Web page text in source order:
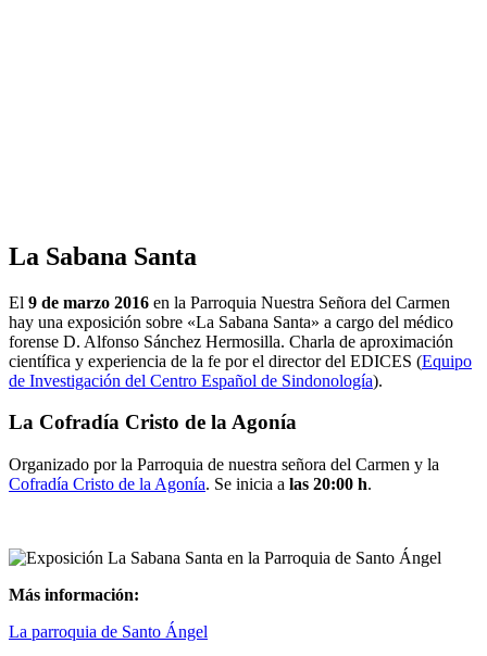
La Sabana Santa
El 9 de marzo 2016 en la Parroquia Nuestra Señora del Carmen
hay una exposición sobre «La Sabana Santa» a cargo del médico
forense D. Alfonso Sánchez Hermosilla. Charla de aproximación
científica y experiencia de la fe por el director del EDICES (Equipo
de Investigación del Centro Español de Sindonología).
La Cofradía Cristo de la Agonía
Organizado por la Parroquia de nuestra señora del Carmen y la
Cofradía Cristo de la Agonía. Se inicia a las 20:00 h.
Más información:
La parroquia de Santo Ángel